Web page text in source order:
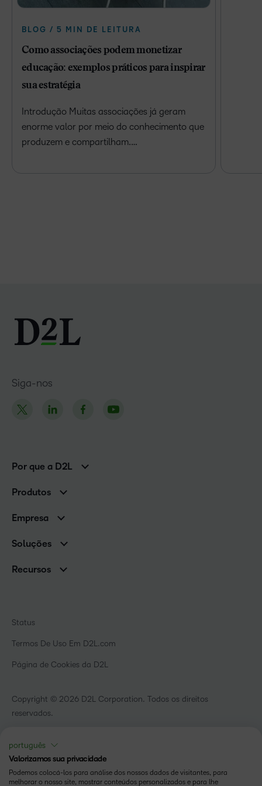
BLOG / 5 MIN DE LEITURA
Como associações podem monetizar
educação: exemplos práticos para inspirar
sua estratégia
Introdução Muitas associações já geram
enorme valor por meio do conhecimento que
produzem e compartilham.…
Siga-nos
Por que a D2L
Clientes de associações
Produtos
Serviços e suporte
Nuvem Brightspace
Empresa
Contato e unidades
Notícias
Soluções
Educação básica
Instituições de capacitação
Recursos
Comunidade
Copyright © 2026 D2L Corporation. Todos os direitos
reservados.
Status
Termos De Uso Em D2L.com
Página de Cookies da D2L
português
Valorizamos sua privacidade
Podemos colocá-los para análise dos nossos dados de visitantes, para
melhorar o nosso site, mostrar conteúdos personalizados e para lhe